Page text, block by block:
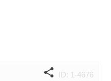
ID: 1-4676